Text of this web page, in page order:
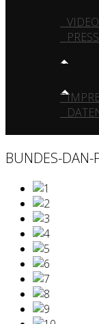
KONTAKT
BUNDES-